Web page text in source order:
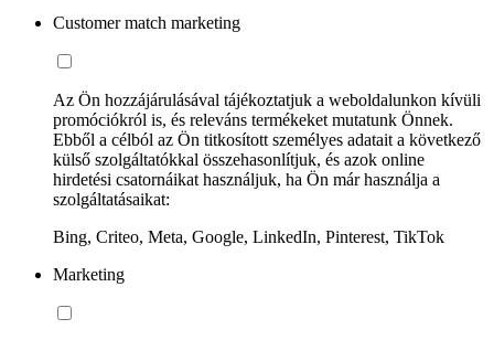
Customer match marketing
Az Ön hozzájárulásával tájékoztatjuk a weboldalunkon kívüli
promóciókról is, és releváns termékeket mutatunk Önnek.
Ebből a célból az Ön titkosított személyes adatait a következő
külső szolgáltatókkal összehasonlítjuk, és azok online
hirdetési csatornáikat használjuk, ha Ön már használja a
szolgáltatásaikat:
Bing, Criteo, Meta, Google, LinkedIn, Pinterest, TikTok
Marketing